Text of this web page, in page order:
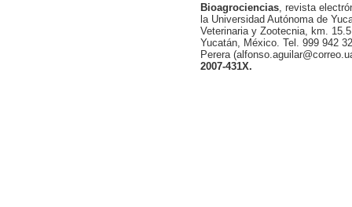
Bioagrociencias, revista
la Universidad Autónoma de
Veterinaria y Zootecnia, km.
Yucatán, México. Tel. 999 942
Perera
2007-431X.